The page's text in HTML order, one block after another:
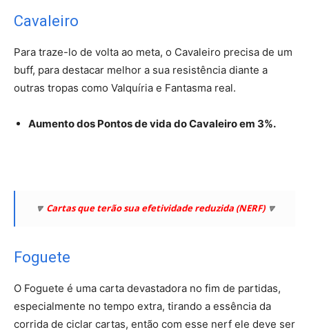
Cavaleiro
Para traze-lo de volta ao meta, o Cavaleiro precisa de um
buff, para destacar melhor a sua resistência diante a
outras tropas como Valquíria e Fantasma real.
Aumento dos Pontos de vida do Cavaleiro em 3%.
🔽 Cartas que terão sua efetividade reduzida (NERF)🔽
Foguete
O Foguete é uma carta devastadora no fim de partidas,
especialmente no tempo extra, tirando a essência da
corrida de ciclar cartas, então com esse nerf ele deve ser